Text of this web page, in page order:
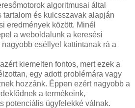
algoritmusai által
tartalom és kulcsszavak alapján
eredmények között. Minél
a weboldalunk a keresési
eséllyel kattintanak rá a
kiemelten fontos, mert ezek a
egy adott problémára vagy
hozzánk. Éppen ezért nagyobb a
a termékeink,
potenciális ügyfelekké válnak.